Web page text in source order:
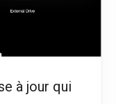
à jour qui